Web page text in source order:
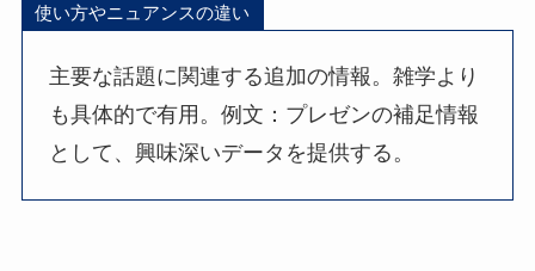
使い方やニュアンスの違い
主要な話題に関連する追加の情報。雑学より
も具体的で有用。例文：プレゼンの補足情報
として、興味深いデータを提供する。